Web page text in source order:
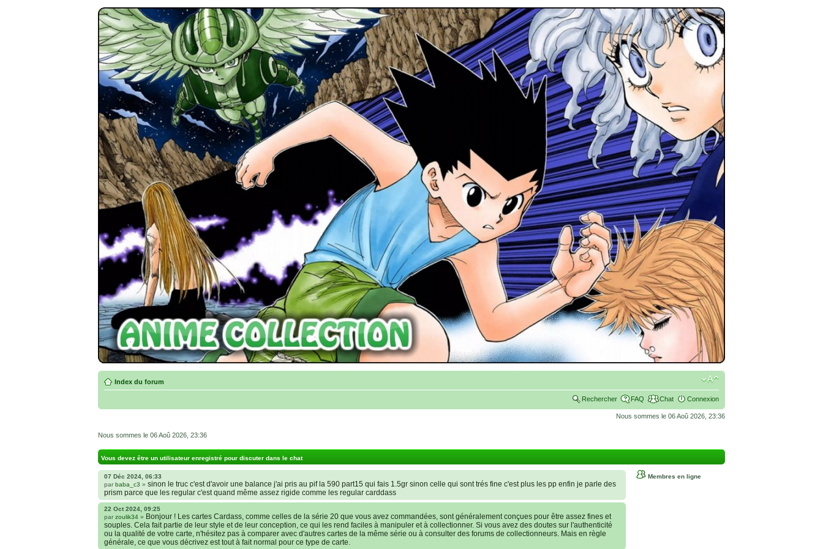
Index du forum
Rechercher FAQ Chat Connexion
Nous sommes le 06 Aoû 2026, 23:36
Nous sommes le 06 Aoû 2026, 23:36
Vous devez être un utilisateur enregistré pour discuter dans le chat
07 Déc 2024, 06:33
par baba_c3 » sinon le truc c'est d'avoir une balance j'ai pris au pif la 590 part15 qui fais 1.5gr sinon celle qui sont trés fine c'est plus les pp enfin je parle des
prism parce que les regular c'est quand même assez rigide comme les regular carddass
22 Oct 2024, 09:25
par zoulik34 » Bonjour ! Les cartes Cardass, comme celles de la série 20 que vous avez commandées, sont généralement conçues pour être assez fines et
souples. Cela fait partie de leur style et de leur conception, ce qui les rend faciles à manipuler et à collectionner. Si vous avez des doutes sur l'authenticité
ou la qualité de votre carte, n'hésitez pas à comparer avec d'autres cartes de la même série ou à consulter des forums de collectionneurs. Mais en règle
générale, ce que vous décrivez est tout à fait normal pour ce type de carte.
Membres en ligne